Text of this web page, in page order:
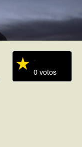
-
0 votos